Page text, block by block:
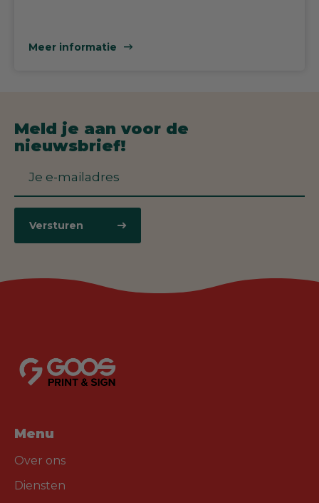
Meer informatie
Meld je aan voor de
nieuwsbrief!
Versturen
Menu
Over ons
Diensten